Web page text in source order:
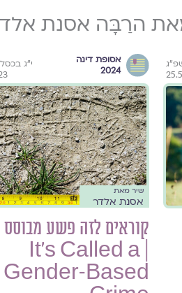
הרַבָּה אסנת
אסופת דינה
2024
י"ג
שיר מאת
אסנת אלדר
קוראים לזה פשע מבוסס
| It’s Called a
Gender-Based